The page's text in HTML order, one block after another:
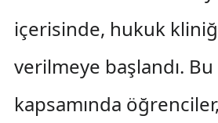
içerisinde, hukuk
verilmeye başlandı.
kapsamında öğrenciler,